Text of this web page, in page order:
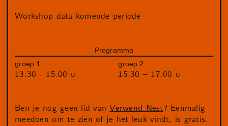
Workshop data komende periode
Programma
groep 1
13:30 - 15:00 u
groep 2
15.30 – 17.00 u
Ben je nog geen lid vanVerwend Nest? Eenmalig
meedoen om te zien of je het leuk vindt, is gratis.